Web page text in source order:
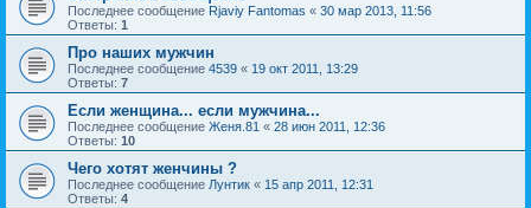
Последнее сообщение Rjaviy Fantomas « 30 мар 2013, 11:56
Ответы: 1
Про наших мужчин
Последнее сообщение 4539 « 19 окт 2011, 13:29
Ответы: 7
Если женщина... если мужчина...
Последнее сообщение Женя.81 « 28 июн 2011, 12:36
Ответы: 10
Чего хотят женчины ?
Последнее сообщение Лунтик « 15 апр 2011, 12:31
Ответы: 4